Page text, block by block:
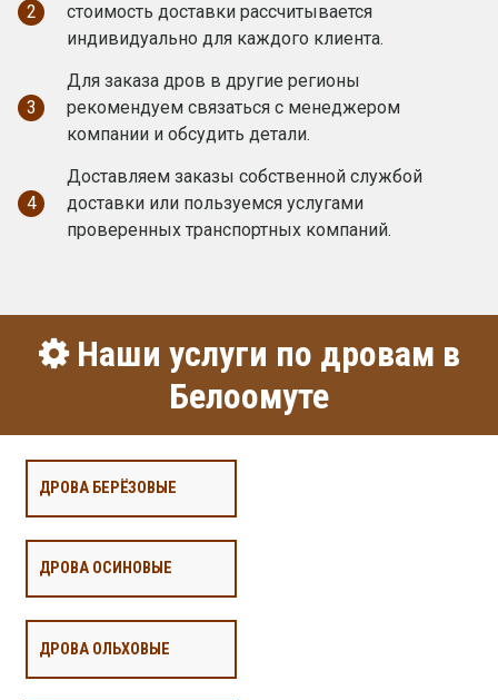
2
стоимость доставки рассчитывается
индивидуально для каждого клиента.
3
Для заказа дров в другие регионы
рекомендуем связаться с менеджером
компании и обсудить детали.
4
Доставляем заказы собственной службой
доставки или пользуемся услугами
проверенных транспортных компаний.
Наши услуги по дровам в
Белоомуте
ДРОВА БЕРЁЗОВЫЕ
ДРОВА ОСИНОВЫЕ
ДРОВА ОЛЬХОВЫЕ